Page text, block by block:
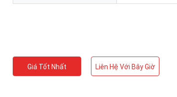
Giá Tốt Nhất Liên Hệ Với Bây Giờ